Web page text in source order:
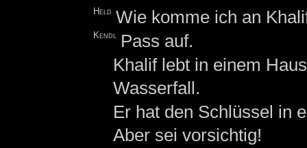
Held Wie komme ich an
Kendl Pass auf.
Khalif lebt in einem
Wasserfall.
Er hat den Schlüssel in
Aber sei vorsichtig!